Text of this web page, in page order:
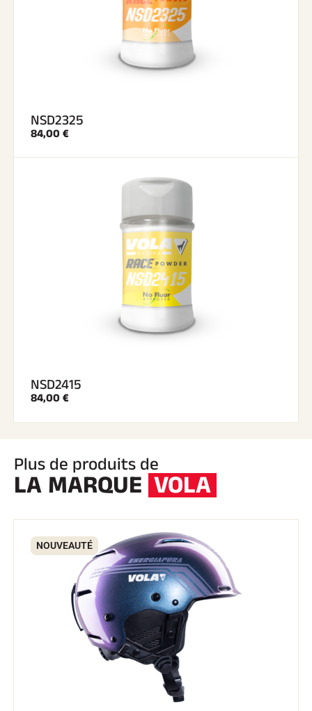
NSD2325
84,00 €
NSD2415
84,00 €
Plus de produits de
LA MARQUE VOLA
NOUVEAUTÉ